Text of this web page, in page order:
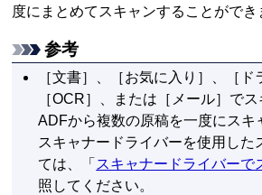
度にまとめてスキャンすることができ
参考
［文書］、［お気に入り ］、［ ド
［OCR］、または［ メール］でス
ADFから複数の原稿を一度にスキ
スキャナードライバーを使用した
ては、「 スキャナードライバーで
照してください。